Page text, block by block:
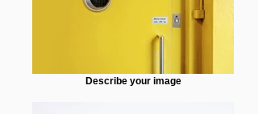
Describe your image